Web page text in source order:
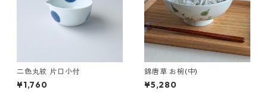
二色丸紋 片口小付
¥1,760
錦唐草 お椀(中)
¥5,280